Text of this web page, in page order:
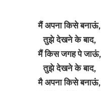
मैं अपना किसे बनाऊं,
तुझे देखने के बाद,
मैं किस जगह पे जाऊं,
तुझे देखने के बाद,
मै अपना किसे बनाऊं,